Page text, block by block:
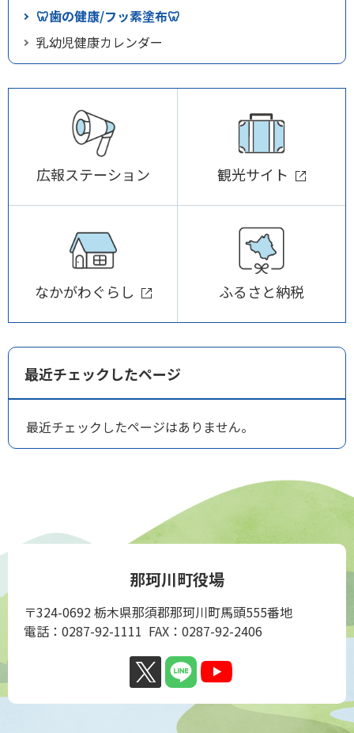
🦷歯の健康/フッ素塗布🦷
乳幼児健康カレンダー
広報ステーション 観光サイト
なかがわぐらし ふるさと納税
最近チェックしたページ
最近チェックしたページはありません。
那珂川町役場
〒324-0692 栃木県那須郡那珂川町馬頭555番地
電話：0287-92-1111 FAX：0287-92-2406